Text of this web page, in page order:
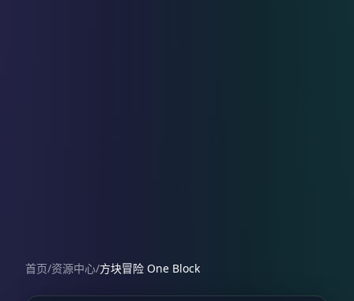
首页/资源中心/方块冒险 One Block